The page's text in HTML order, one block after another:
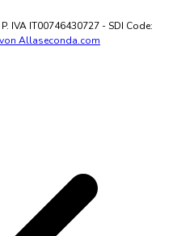
IVA IT00746430727 - SDI Code:
Allaseconda.com